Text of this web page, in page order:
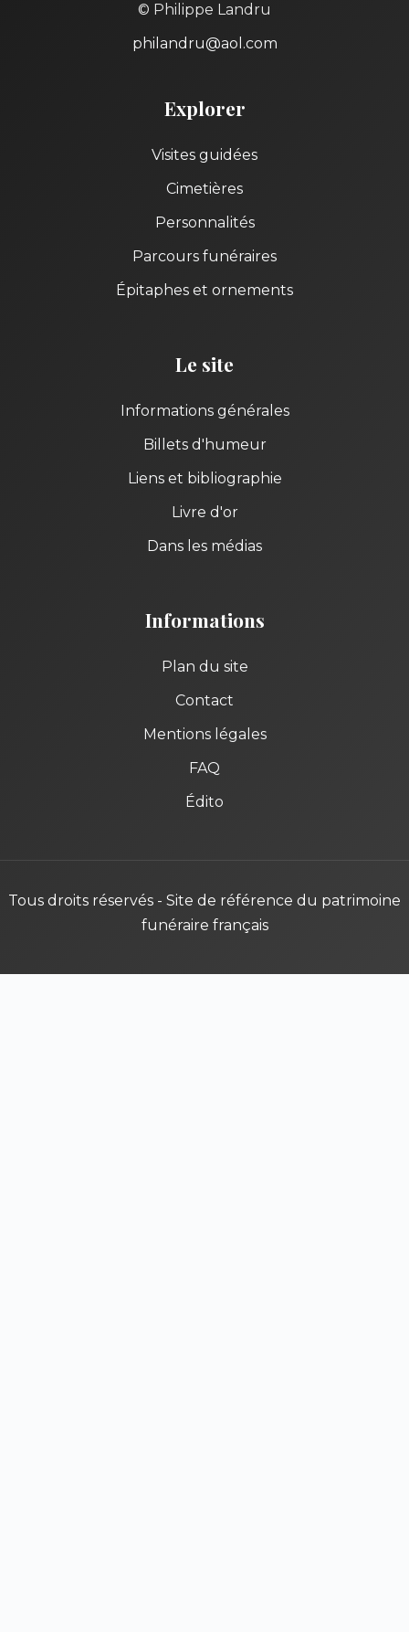
© Philippe Landru
philandru@aol.com
Explorer
Visites guidées
Cimetières
Personnalités
Parcours funéraires
Épitaphes et ornements
Le site
Informations générales
Billets d'humeur
Liens et bibliographie
Livre d'or
Dans les médias
Informations
Plan du site
Contact
Mentions légales
FAQ
Édito
Tous droits réservés - Site de référence du patrimoine
funéraire français